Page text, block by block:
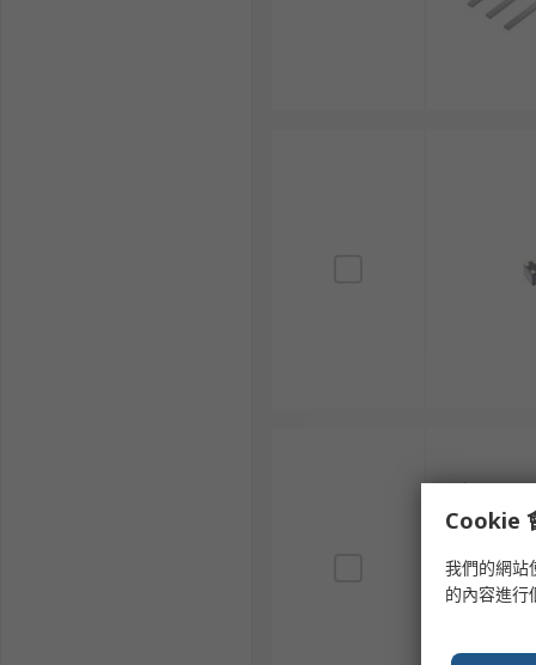
Cookie
我們的網站
的內容進行